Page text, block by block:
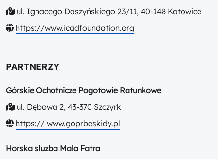
ul. Ignacego Daszyńskiego 23/11, 40-148 Katowice
https://www.icadfoundation.org
PARTNERZY
Górskie Ochotnicze Pogotowie Ratunkowe
ul. Dębowa 2, 43-370 Szczyrk
https:// www.goprbeskidy.pl
Horska sluzba Mala Fatra